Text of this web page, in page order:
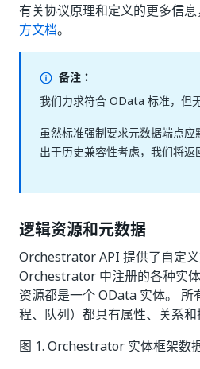
有关协议原理和定义的更多信
方文档。
备注：
我们力求符合 OData 标准，但
虽然标准强制要求元数据端点
出于历史兼容性考虑，我们将返
逻辑资源和元数据
Orchestrator API 提供了自定
Orchestrator 中注册的各种实
资源都是一个 OData 实体。
程、队列）都具有属性、关系和
图 1. Orchestrator 实体框架数